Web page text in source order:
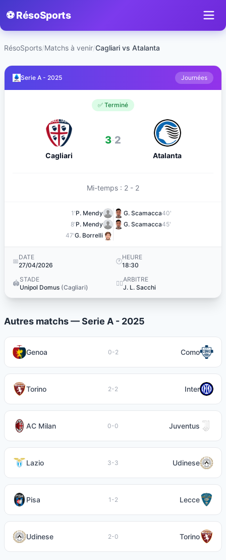
⚽ RésoSports
RésoSports/Matchs à venir/Cagliari vs Atalanta
Serie A - 2025 Journées
✅ Terminé
Cagliari
3-2
Atalanta
Mi-temps : 2 - 2
P. Mendy
1'
P. Mendy
8'
G. Borrelli
47'
G. Scamacca40'
G. Scamacca45'
📅
DATE
27/04/2026
🕐
HEURE
18:30
🏟️
STADE
Unipol Domus (Cagliari)
👨‍⚖️
ARBITRE
J. L. Sacchi
Autres matchs — Serie A - 2025
Genoa 0-2 Como
Torino 2-2 Inter
AC Milan 0-0 Juventus
Lazio 3-3 Udinese
Pisa 1-2 Lecce
Udinese 2-0 Torino